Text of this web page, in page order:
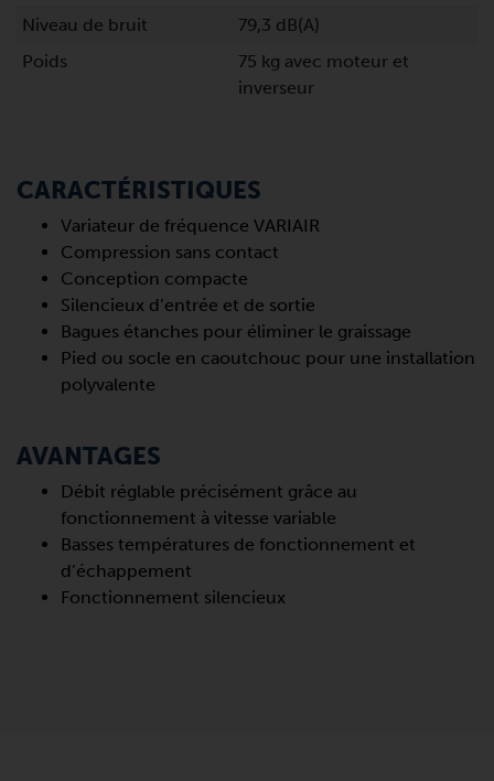
Niveau de bruit
79,3 dB(A)
Poids
75 kg avec moteur et
inverseur
CARACTÉRISTIQUES
Variateur de fréquence VARIAIR
Compression sans contact
Conception compacte
Silencieux d’entrée et de sortie
Bagues étanches pour éliminer le graissage
Pied ou socle en caoutchouc pour une installation
polyvalente
AVANTAGES
Débit réglable précisément grâce au
fonctionnement à vitesse variable
Basses températures de fonctionnement et
d’échappement
Fonctionnement silencieux